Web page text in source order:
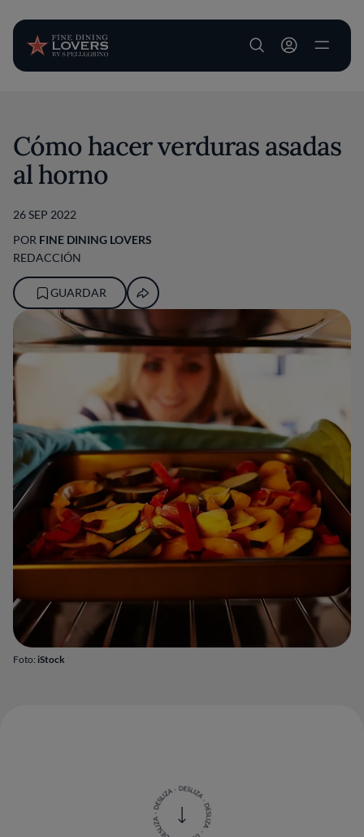
User account
Foto: iStock
Cómo hacer verduras asadas
al horno
26 SEP 2022
POR FINE DINING LOVERS
REDACCIÓN
GUARDAR